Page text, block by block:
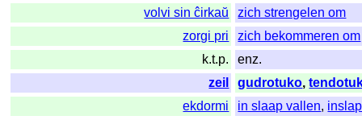
volvi sin ĉirkaŭ
zich strengelen om
zorgi pri
zich bekommeren om
k.t.p.
enz.
zeil
gudrotuko,
ekdormi
in slaap vallen,